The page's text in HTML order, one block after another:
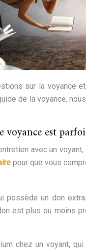
sur la voyance
de la voyance,
est
avec un
pour que vous
possède un don
est plus ou moins
chez un voyant,